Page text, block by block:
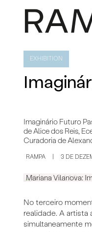
EXHIBITION
Imaginário Futuro
de Alice dos Reis,
Curadoria de
RAMPA 3 DE
Mariana Vilanova:
No terceiro
realidade. A artista
simultaneamente